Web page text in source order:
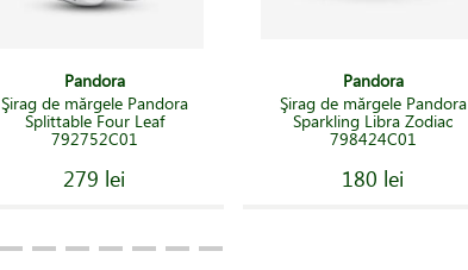
Pandora
Şirag de mărgele Pandora
Splittable Four Leaf
792752C01
279 lei
Pandora
Şirag de mărgele Pandora
Sparkling Libra Zodiac
798424C01
180 lei